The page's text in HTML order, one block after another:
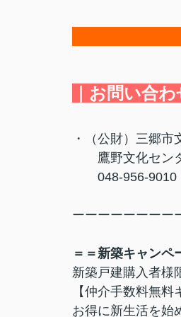
｜お問い合
・（公財）三郷市
鷹野文化セン
048-956-9010
ーーーーーーーー
＝＝新築キャンペ
新築戸建購入者様
【仲介手数料無料
お得に新生活を始